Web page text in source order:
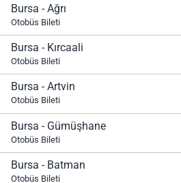
Bursa - Ağrı
Otobüs Bileti
Bursa - Kırcaali
Otobüs Bileti
Bursa - Artvin
Otobüs Bileti
Bursa - Gümüşhane
Otobüs Bileti
Bursa - Batman
Otobüs Bileti